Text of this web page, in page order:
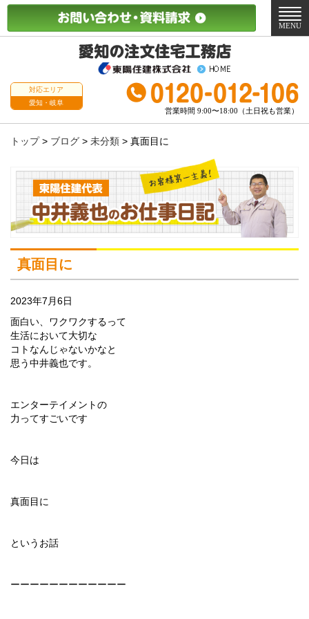
対応エリア
愛知・岐阜
営業時間 9:00〜18:00（土日祝も営業）
メ
ニ
MENU
トップ> ブログ > 未分類 > 真面目に
真面目に
2023年7月6日
面白い、ワクワクするって
生活において大切な
コトなんじゃないかなと
思う中井義也です。
エンターテイメントの
力ってすごいです
今日は
真面目に
というお話
ーーーーーーーーーーーー